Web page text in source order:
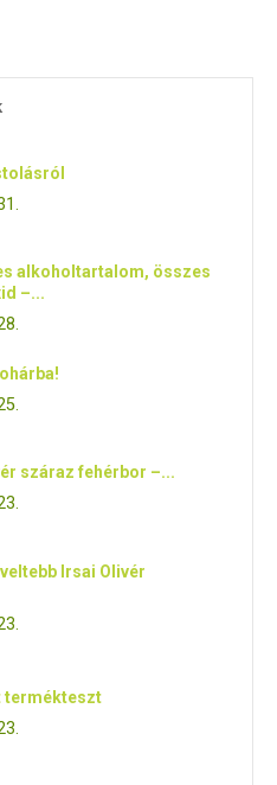
alkoholtartalom, összes
–...
száraz fehérbor –...
Irsai Olivér
termékteszt